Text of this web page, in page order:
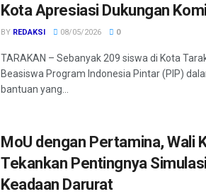
Kota Apresiasi Dukungan
BY REDAKSI 08/05/2026 0
TARAKAN – Sebanyak 209 siswa di Kota
Beasiswa Program Indonesia Pintar (PIP)
bantuan yang...
MoU dengan Pertamina, Wali
Tekankan Pentingnya
Keadaan Darurat